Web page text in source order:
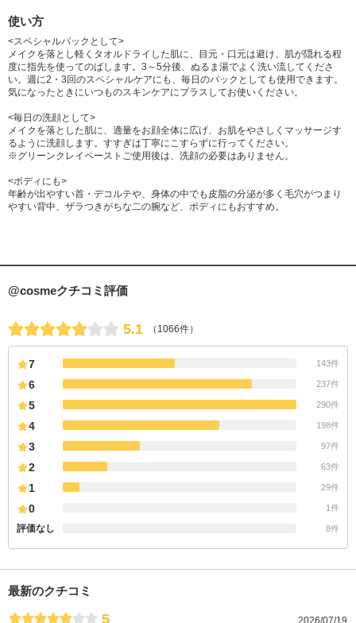
使い方
<スペシャルパックとして>
メイクを落とし軽くタオルドライした肌に、目元・口元は避け、肌が隠れる程
度に指先を使ってのばします。3～5分後、ぬるま湯でよく洗い流してくださ
い。週に2・3回のスペシャルケアにも、毎日のパックとしても使用できます。
気になったときにいつものスキンケアにプラスしてお使いください。
<毎日の洗顔として>
メイクを落とした肌に、適量をお顔全体に広げ、お肌をやさしくマッサージす
るように洗顔します。すすぎは丁寧にこすらずに行ってください。
※グリーンクレイペーストご使用後は、洗顔の必要はありません。
<ボディにも>
年齢が出やすい首・デコルテや、身体の中でも皮脂の分泌が多く毛穴がつまり
やすい背中、ザラつきがちな二の腕など、ボディにもおすすめ。
@cosmeクチコミ評価
5.1 （1066件）
7 143件
6 237件
5 290件
4 198件
3 97件
2 63件
1 29件
0 1件
評価なし 8件
最新のクチコミ
5